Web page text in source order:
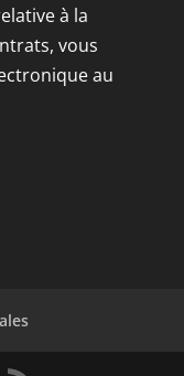
à la
vous
au